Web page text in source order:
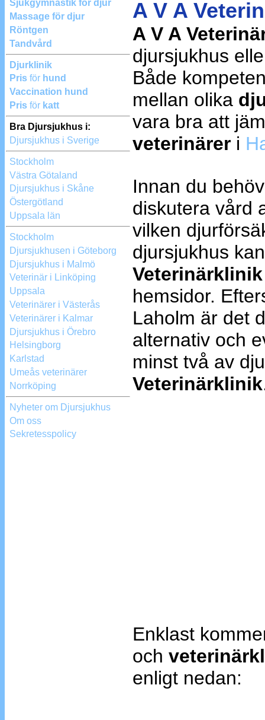
Sjukgymnastik för djur
Massage för djur
Röntgen
Tandvård
Djurklinik
Pris för hund
Vaccination hund
Pris för katt
Bra Djursjukhus i:
Djursjukhus i Sverige
Stockholm
Västra Götaland
Djursjukhus i Skåne
Östergötland
Uppsala län
Stockholm
Djursjukhusen i Göteborg
Djursjukhus i Malmö
Veterinär i Linköping
Uppsala
Veterinärer i Västerås
Veterinärer i Kalmar
Djursjukhus i Örebro
Helsingborg
Karlstad
Umeås veterinärer
Norrköping
Nyheter om Djursjukhus
Om oss
Sekretesspolicy
A V A
A V A
djursjukhus
Både
mellan olika
vara bra att
veterinärer i
Innan du
diskutera vård
vilken
djursjukhus
Veterinärklinik
hemsidor.
Laholm är det
alternativ och
minst två av
Veterinärklinik
Enklast
och
enligt nedan: